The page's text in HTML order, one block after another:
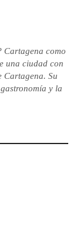
Cartagena como
una ciudad con
Cartagena. Su
y la